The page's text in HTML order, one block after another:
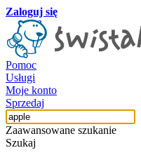
Zaloguj się
Pomoc
Usługi
Moje konto
Sprzedaj
Zaawansowane szukanie
Szukaj